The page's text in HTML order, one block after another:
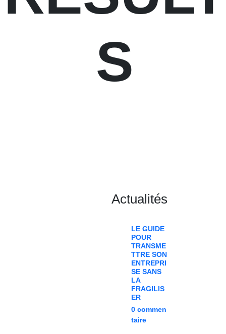
S
Actualités
LE GUIDE
POUR
TRANSME
TTRE SON
ENTREPRI
SE SANS
LA
FRAGILIS
ER
0 commen
taire